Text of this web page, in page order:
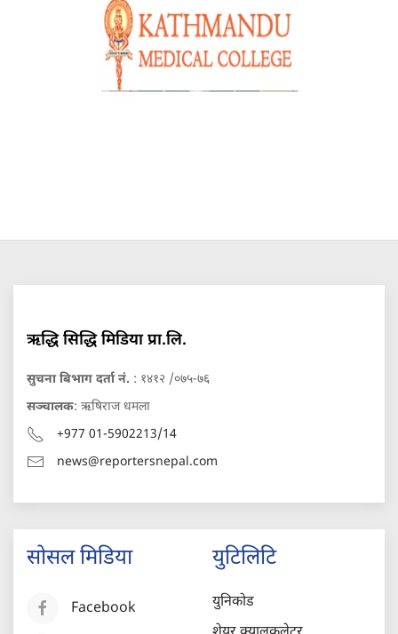
ऋद्धि सिद्धि मिडिया प्रा.लि.
सुचना बिभाग दर्ता नं. : १४१२ /०७५-७६
सञ्चालक: ऋषिराज धमला
+977 01-5902213/14
news@reportersnepal.com
सोसल मिडिया
Facebook
युटिलिटि
युनिकोड